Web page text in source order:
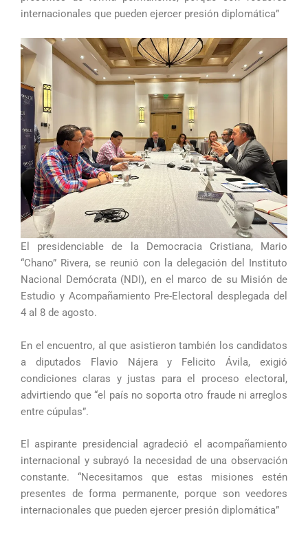
internacionales que pueden ejercer presión diplomática”
El presidenciable de la Democracia Cristiana, Mario
“Chano” Rivera, se reunió con la delegación del Instituto
Nacional Demócrata (NDI), en el marco de su Misión de
Estudio y Acompañamiento Pre-Electoral desplegada del
4 al 8 de agosto.
En el encuentro, al que asistieron también los candidatos
a diputados Flavio Nájera y Felicito Ávila, exigió
condiciones claras y justas para el proceso electoral,
advirtiendo que “el país no soporta otro fraude ni arreglos
entre cúpulas”.
El aspirante presidencial agradeció el acompañamiento
internacional y subrayó la necesidad de una observación
constante. “Necesitamos que estas misiones estén
presentes de forma permanente, porque son veedores
internacionales que pueden ejercer presión diplomática”